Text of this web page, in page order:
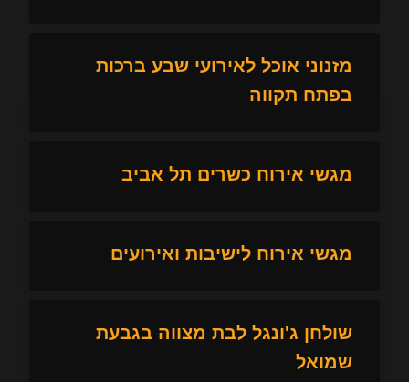
מזנוני אוכל לאירועי שבע ברכות
בפתח תקווה
מגשי אירוח כשרים תל אביב
מגשי אירוח לישיבות ואירועים
שולחן ג'ונגל לבת מצווה בגבעת
שמואל